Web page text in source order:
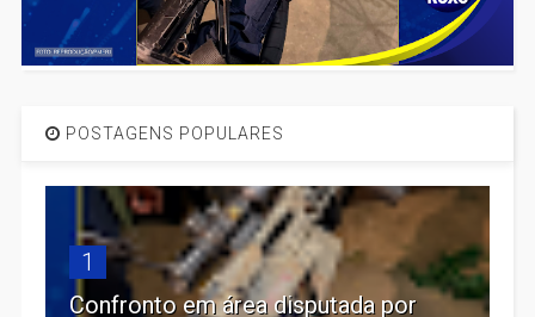
POSTAGENS POPULARES
1
Confronto em área disputada por